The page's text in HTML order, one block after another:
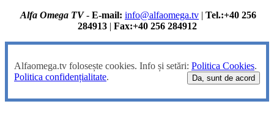
Alfa Omega TV- E-mail: info@alfaomega.tv | Tel.:+40 256
284913| Fax:+40 256 284912
Alfaomega.tv folosește cookies. Info și setări: Politica Cookies.
Politica confidențialitate. Da, sunt de acord